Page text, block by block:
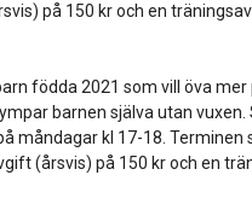
på 150 kr och en
födda 2021 som vill öva
barnen själva utan
måndagar kl 17-18.
(årsvis) på 150 kr och en